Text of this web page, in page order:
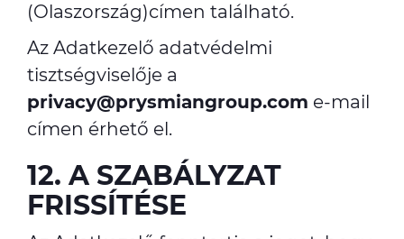
(Olaszország)címen található.
Az Adatkezelő adatvédelmi
tisztségviselője a
privacy@prysmiangroup.com e-mail
címen érhető el.
12. A SZABÁLYZAT
FRISSÍTÉSE